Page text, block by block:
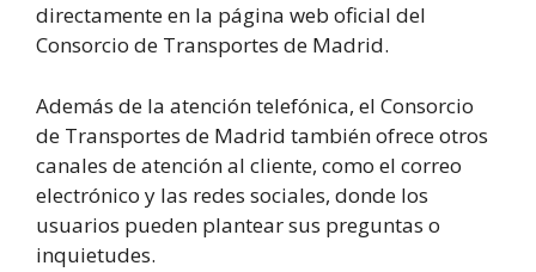
directamente en la página web oficial del
Consorcio de Transportes de Madrid.
Además de la atención telefónica, el Consorcio
de Transportes de Madrid también ofrece otros
canales de atención al cliente, como el correo
electrónico y las redes sociales, donde los
usuarios pueden plantear sus preguntas o
inquietudes.